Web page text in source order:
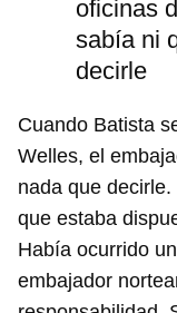
Para poder
iniciar sesión
oficinas
sabía ni
decirle
Cuando Batista
Welles, el
nada que
que estaba
Había ocurrido
embajador